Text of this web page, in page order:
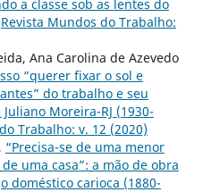
a classe sob as lentes do
Revista Mundos do Trabalho:
Ana Carolina de Azevedo
“querer fixar o sol e
do trabalho e seu
Moreira-RJ (1930-
Trabalho: v. 12 (2020)
“Precisa-se de uma menor
uma casa”: a mão de obra
doméstico carioca (1880-